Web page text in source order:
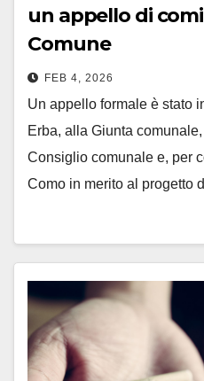
un appello di
Comune
FEB 4, 2026
Un appello formale è stato
Erba, alla Giunta
Consiglio comunale e, per
Como in merito al progetto